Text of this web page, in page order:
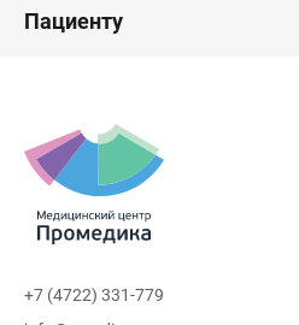
Пациенту
+7 (4722) 331-779